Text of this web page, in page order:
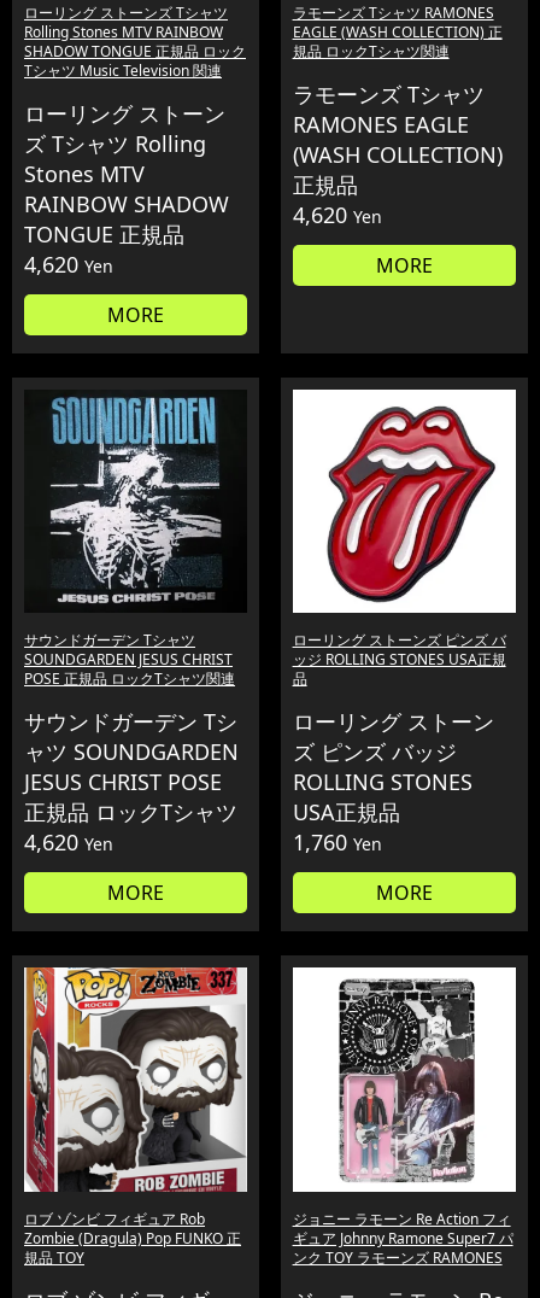
ローリング ストーンズ Tシャツ
Rolling Stones MTV RAINBOW
SHADOW TONGUE 正規品 ロック
Tシャツ Music Television 関連
ローリング ストーン
ズ Tシャツ Rolling
Stones MTV
RAINBOW SHADOW
TONGUE 正規品
4,620 Yen
MORE
ラモーンズ Tシャツ RAMONES
EAGLE (WASH COLLECTION) 正
規品 ロックTシャツ関連
ラモーンズ Tシャツ
RAMONES EAGLE
(WASH COLLECTION)
正規品
4,620 Yen
MORE
サウンドガーデン Tシャツ
SOUNDGARDEN JESUS CHRIST
POSE 正規品 ロックTシャツ関連
サウンドガーデン Tシ
ャツ SOUNDGARDEN
JESUS CHRIST POSE
正規品 ロックTシャツ
4,620 Yen
MORE
ローリング ストーンズ ピンズ バ
ッジ ROLLING STONES USA正規
品
ローリング ストーン
ズ ピンズ バッジ
ROLLING STONES
USA正規品
1,760 Yen
MORE
ロブ ゾンビ フィギュア Rob
Zombie (Dragula) Pop FUNKO 正
規品 TOY
ジョニー ラモーン Re Action フィ
ギュア Johnny Ramone Super7 パ
ンク TOY ラモーンズ RAMONES